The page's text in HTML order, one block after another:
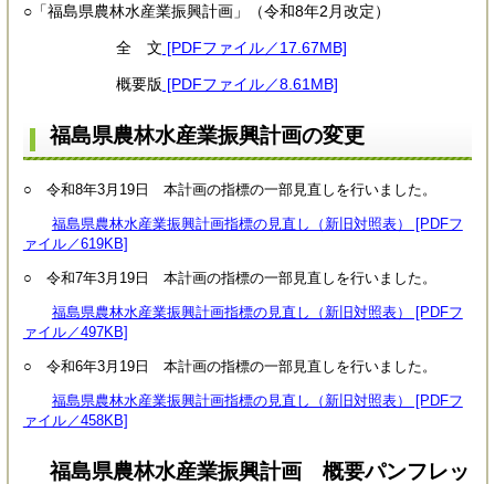
○「福島県農林水産業振興計画」（令和8年2月改定）
全 文 [PDFファイル／17.67MB]
概要版 [PDFファイル／8.61MB]
福島県農林水産業振興計画の変更
○ 令和8年3月19日 本計画の指標の一部見直しを行いました。
福島県農林水産業振興計画指標の見直し（新旧対照表） [PDFフ
ァイル／619KB]
○ 令和7年3月19日 本計画の指標の一部見直しを行いました。
福島県農林水産業振興計画指標の見直し（新旧対照表） [PDFフ
ァイル／497KB]
○ 令和6年3月19日 本計画の指標の一部見直しを行いました。
福島県農林水産業振興計画指標の見直し（新旧対照表） [PDFフ
ァイル／458KB]
福島県農林水産業振興計画 概要パンフレッ